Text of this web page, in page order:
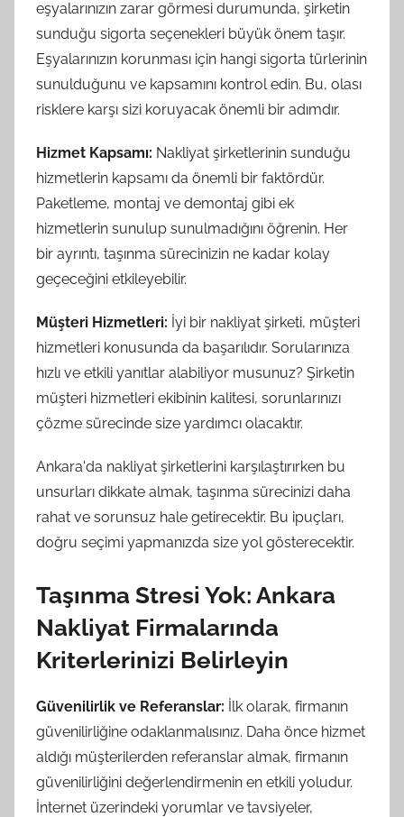
eşyalarınızın zarar görmesi durumunda, şirketin
sunduğu sigorta seçenekleri büyük önem taşır.
Eşyalarınızın korunması için hangi sigorta türlerinin
sunulduğunu ve kapsamını kontrol edin. Bu, olası
risklere karşı sizi koruyacak önemli bir adımdır.
Hizmet Kapsamı: Nakliyat şirketlerinin sunduğu
hizmetlerin kapsamı da önemli bir faktördür.
Paketleme, montaj ve demontaj gibi ek
hizmetlerin sunulup sunulmadığını öğrenin. Her
bir ayrıntı, taşınma sürecinizin ne kadar kolay
geçeceğini etkileyebilir.
Müşteri Hizmetleri: İyi bir nakliyat şirketi, müşteri
hizmetleri konusunda da başarılıdır. Sorularınıza
hızlı ve etkili yanıtlar alabiliyor musunuz? Şirketin
müşteri hizmetleri ekibinin kalitesi, sorunlarınızı
çözme sürecinde size yardımcı olacaktır.
Ankara'da nakliyat şirketlerini karşılaştırırken bu
unsurları dikkate almak, taşınma sürecinizi daha
rahat ve sorunsuz hale getirecektir. Bu ipuçları,
doğru seçimi yapmanızda size yol gösterecektir.
Taşınma Stresi Yok: Ankara
Nakliyat Firmalarında
Kriterlerinizi Belirleyin
Güvenilirlik ve Referanslar: İlk olarak, firmanın
güvenilirliğine odaklanmalısınız. Daha önce hizmet
aldığı müşterilerden referanslar almak, firmanın
güvenilirliğini değerlendirmenin en etkili yoludur.
İnternet üzerindeki yorumlar ve tavsiyeler,